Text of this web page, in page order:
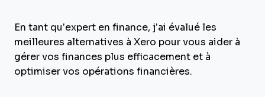
En tant qu’expert en finance, j’ai évalué les
meilleures alternatives à Xero pour vous aider à
gérer vos finances plus efficacement et à
optimiser vos opérations financières.